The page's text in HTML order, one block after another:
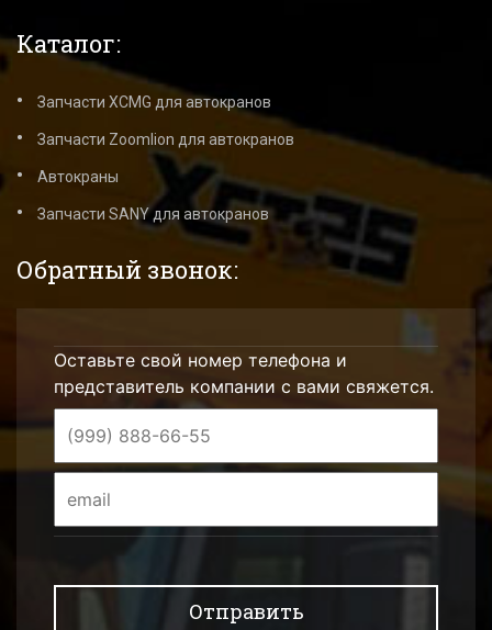
Каталог:
Запчасти XCMG для автокранов
Запчасти Zoomlion для автокранов
Автокраны
Запчасти SANY для автокранов
Обратный звонок:
Оставьте свой номер телефона и
представитель компании с вами свяжется.